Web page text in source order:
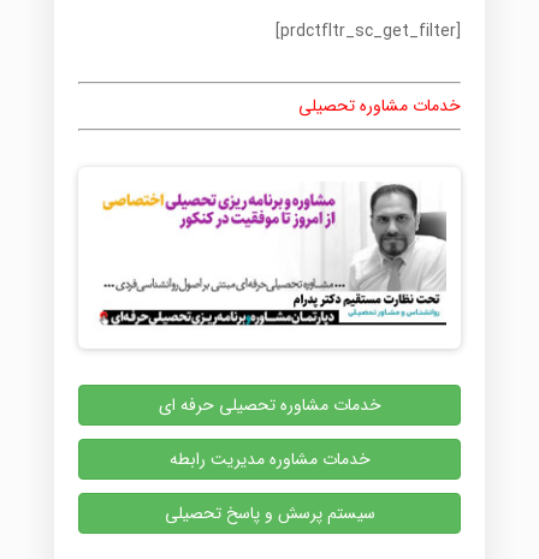
[prdctfltr_sc_get_filter]
خدمات مشاوره تحصیلی
خدمات مشاوره تحصیلی حرفه ای
خدمات مشاوره مدیریت رابطه
سیستم پرسش و پاسخ تحصیلی